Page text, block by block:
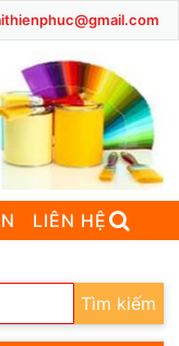
LIÊN HỆ
Tìm kiếm